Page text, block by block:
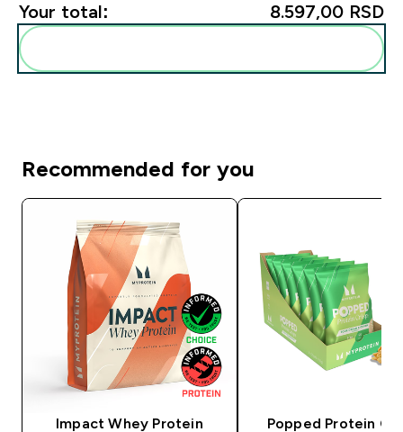
Your total: 8.597,00 RSD‎
Recommended for you
Impact Whey Protein Popped Protein